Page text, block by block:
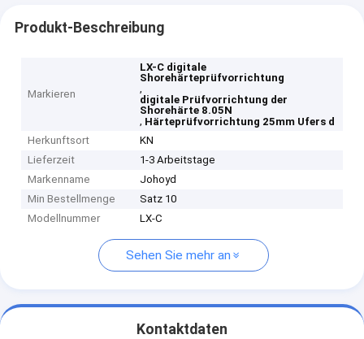
Produkt-Beschreibung
Markieren
LX-C digitale
Shorehärteprüfvorrichtung
,
digitale Prüfvorrichtung der
Shorehärte 8.05N
, Härteprüfvorrichtung 25mm Ufers d
Herkunftsort
KN
Lieferzeit
1-3 Arbeitstage
Markenname
Johoyd
Min Bestellmenge
Satz 10
Modellnummer
LX-C
Sehen Sie mehr an
Kontaktdaten